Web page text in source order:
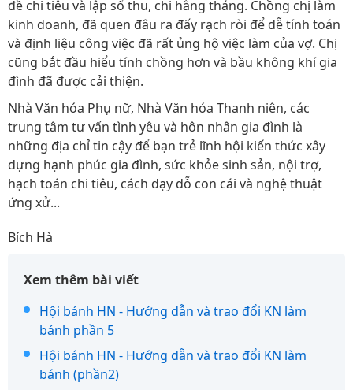
đề chi tiêu và lập sổ thu, chi hằng tháng. Chồng chị làm
kinh doanh, đã quen đâu ra đấy rạch ròi để dễ tính toán
và định liệu công việc đã rất ủng hộ việc làm của vợ. Chị
cũng bắt đầu hiểu tính chồng hơn và bầu không khí gia
đình đã được cải thiện.
Nhà Văn hóa Phụ nữ, Nhà Văn hóa Thanh niên, các
trung tâm tư vấn tình yêu và hôn nhân gia đình là
những địa chỉ tin cậy để bạn trẻ lĩnh hội kiến thức xây
dựng hạnh phúc gia đình, sức khỏe sinh sản, nội trợ,
hạch toán chi tiêu, cách dạy dỗ con cái và nghệ thuật
ứng xử...
Bích Hà
Xem thêm bài viết
Hội bánh HN - Hướng dẫn và trao đổi KN làm
bánh phần 5
Hội bánh HN - Hướng dẫn và trao đổi KN làm
bánh (phần2)